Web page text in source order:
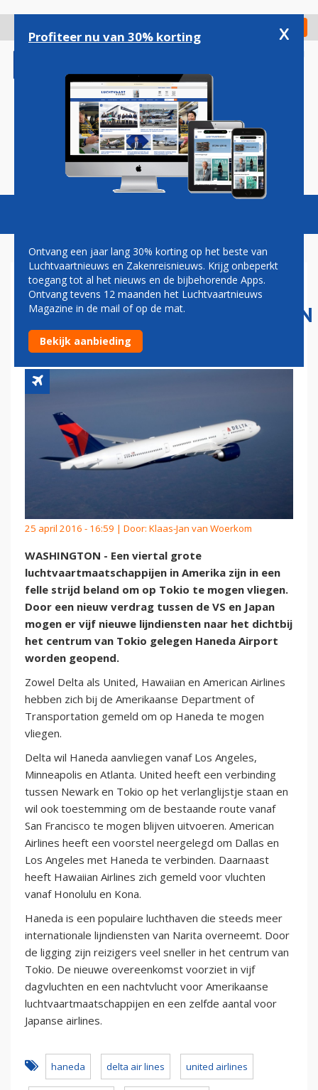
gaan
Check in
Magazine Podcasts Vacatures
AMERIKAANSE
LUCHTVAARTMAATSCHAPPIJEN
STRIJDEN OM TOKIO
25 april 2016 - 16:59 | Door: Klaas-Jan van Woerkom
WASHINGTON - Een viertal grote
luchtvaartmaatschappijen in Amerika zijn in een
felle strijd beland om op Tokio te mogen vliegen.
Door een nieuw verdrag tussen de VS en Japan
mogen er vijf nieuwe lijndiensten naar het dichtbij
het centrum van Tokio gelegen Haneda Airport
worden geopend.
Zowel Delta als United, Hawaiian en American Airlines
hebben zich bij de Amerikaanse Department of
Transportation gemeld om op Haneda te mogen
vliegen.
Delta wil Haneda aanvliegen vanaf Los Angeles,
Minneapolis en Atlanta. United heeft een verbinding
tussen Newark en Tokio op het verlanglijstje staan en
wil ook toestemming om de bestaande route vanaf
San Francisco te mogen blijven uitvoeren. American
Airlines heeft een voorstel neergelegd om Dallas en
Los Angeles met Haneda te verbinden. Daarnaast
heeft Hawaiian Airlines zich gemeld voor vluchten
vanaf Honolulu en Kona.
Haneda is een populaire luchthaven die steeds meer
internationale lijndiensten van Narita overneemt. Door
de ligging zijn reizigers veel sneller in het centrum van
Tokio. De nieuwe overeenkomst voorziet in vijf
dagvluchten en een nachtvlucht voor Amerikaanse
luchtvaartmaatschappijen en een zelfde aantal voor
Japanse airlines.
haneda delta air lines united airlines
Profiteer nu van 30% korting x
Ontvang een jaar lang 30% korting op het beste van
Luchtvaartnieuws en Zakenreisnieuws. Krijg onbeperkt
toegang tot al het nieuws en de bijbehorende Apps.
Ontvang tevens 12 maanden het Luchtvaartnieuws
Magazine in de mail of op de mat.
Bekijk aanbieding